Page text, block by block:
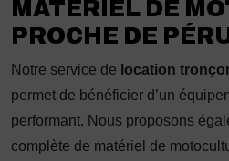
MATÉRIEL DE
PROCHE DE
Notre service de location
permet de bénéficier d’un
performant. Nous proposons
complète de matériel de